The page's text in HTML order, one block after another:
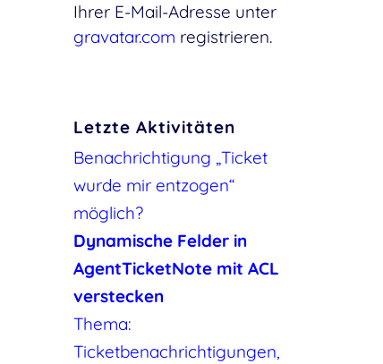
Ihrer E-Mail-Adresse unter
gravatar.com registrieren.
Letzte Aktivitäten
Benachrichtigung „Ticket
wurde mir entzogen“
möglich?
Dynamische Felder in
AgentTicketNote mit ACL
verstecken
Thema:
Ticketbenachrichtigungen,